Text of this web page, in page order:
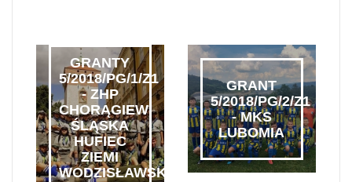
GRANTY
5/2018/PG/1/Z1
- ZHP
CHORĄGIEW
ŚLĄSKA
HUFIEC
ZIEMI
WODZISŁAWSKIEJ
GRANT
5/2018/PG/2/Z1
- MKS
LUBOMIA